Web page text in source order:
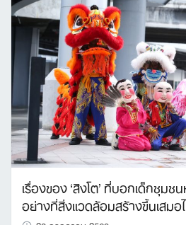
เรื่องของ ‘สิงโต’ ที่บอกเด็กชุมช
อย่างที่สิ่งแวดล้อมสร้างขึ้นเสมอ